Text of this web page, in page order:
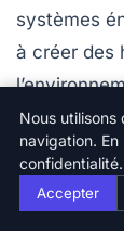
systèmes
à créer des
savoir
minimisent
Nous
navigation.
confidentialité.
Accepter